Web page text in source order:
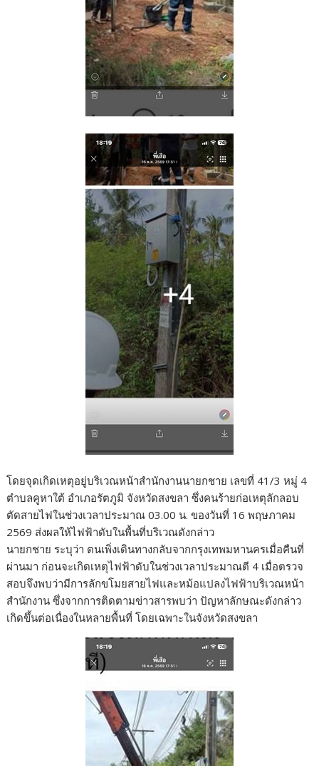
โดยจุดเกิดเหตุอยู่บริเวณหน้าสำนักงานนายกชาย เลขที่ 41/3 หมู่ 4
ตำบลคูหาใต้ อำเภอรัตภูมิ จังหวัดสงขลา ซึ่งคนร้ายก่อเหตุลักลอบ
ตัดสายไฟในช่วงเวลาประมาณ 03.00 น. ของวันที่ 16 พฤษภาคม
2569 ส่งผลให้ไฟฟ้าดับในพื้นที่บริเวณดังกล่าว
นายกชาย ระบุว่า ตนเพิ่งเดินทางกลับจากกรุงเทพมหานครเมื่อคืนที่
ผ่านมา ก่อนจะเกิดเหตุไฟฟ้าดับในช่วงเวลาประมาณตี 4 เมื่อตรวจ
สอบจึงพบว่ามีการลักขโมยสายไฟและหม้อแปลงไฟฟ้าบริเวณหน้า
สำนักงาน ซึ่งจากการติดตามข่าวสารพบว่า ปัญหาลักษณะดังกล่าว
เกิดขึ้นต่อเนื่องในหลายพื้นที่ โดยเฉพาะในจังหวัดสงขลา